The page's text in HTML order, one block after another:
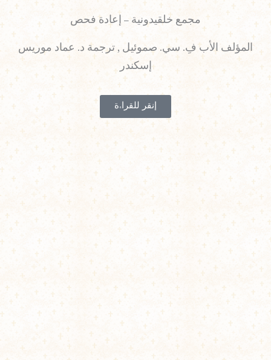
مجمع خلقيدونية – إعادة فحص
المؤلف الأب فِ. سي. صموئيل , ترجمة د. عماد موريس
إسكندر
إنقر للقراءة